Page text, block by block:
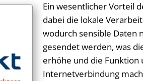
Ein wesentlicher Vorteil
dabei die lokale
wodurch sensible Daten
gesendet werden, was
erhöhe und die Funktion
Internetverbindung